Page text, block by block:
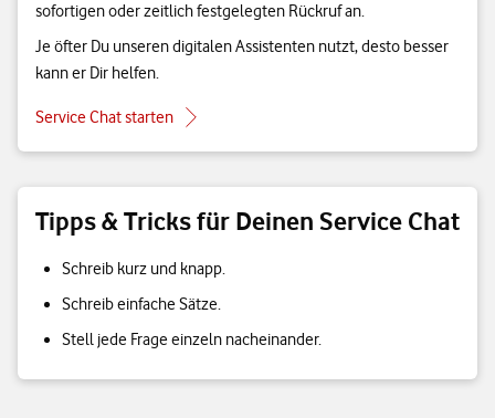
sofortigen oder zeitlich festgelegten Rückruf an.
Je öfter Du unseren digitalen Assistenten nutzt, desto besser
kann er Dir helfen.
Service Chat starten
Tipps & Tricks für Deinen Service Chat
Schreib kurz und knapp.
Schreib einfache Sätze.
Stell jede Frage einzeln nacheinander.